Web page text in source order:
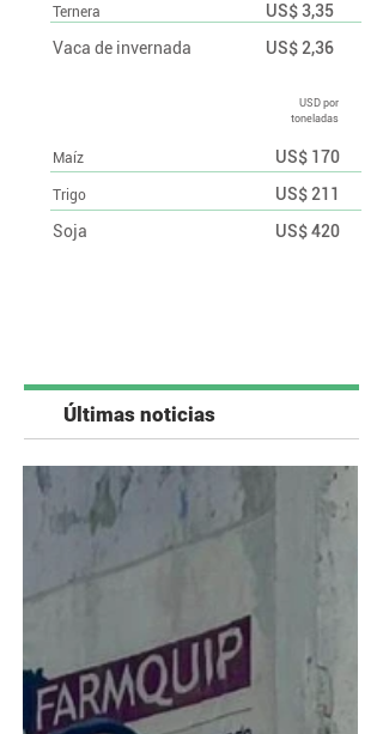
Ternera
Vaca de invernada
US$ 3,35
US$ 2,36
USD por
toneladas
Maíz
Trigo
Soja
US$ 170
US$ 211
US$ 420
Últimas noticias